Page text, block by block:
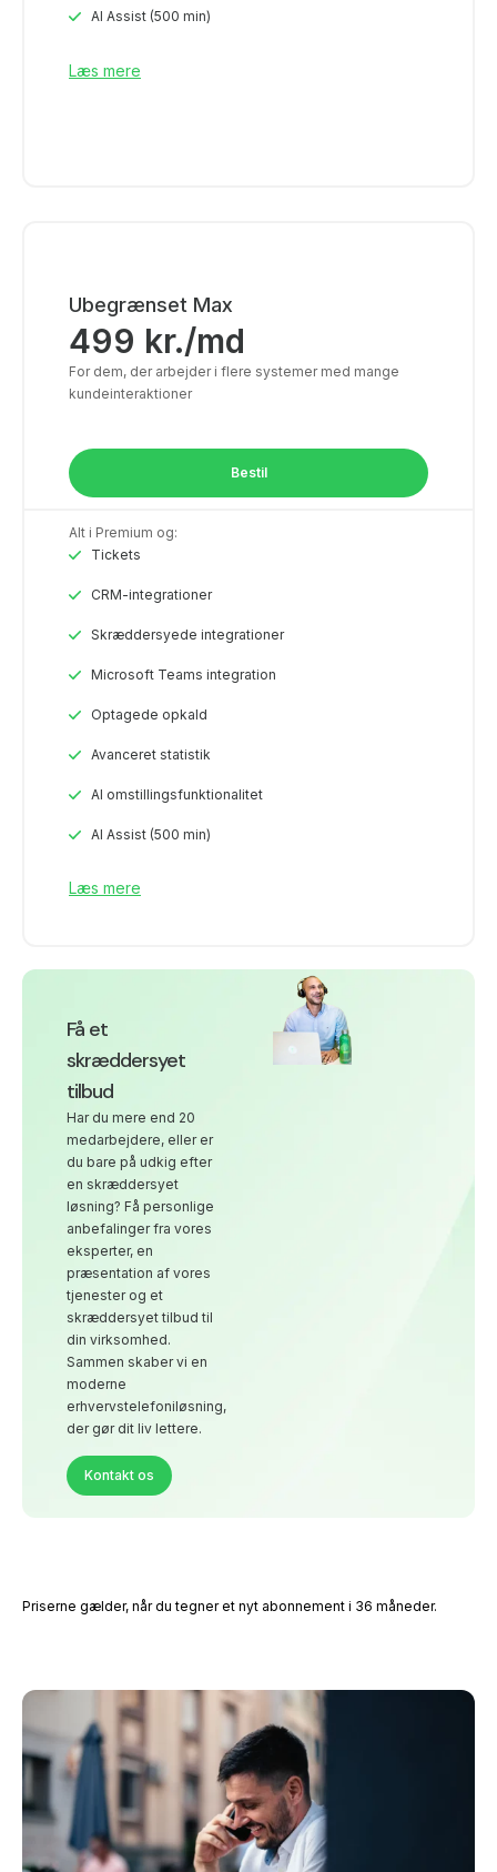
AI Assist (500 min)
Læs mere
Ubegrænset Max
499 kr./md
For dem, der arbejder i flere systemer med mange
kundeinteraktioner
Bestil
Alt i Premium og:
Tickets
CRM-integrationer
Skræddersyede integrationer
Microsoft Teams integration
Optagede opkald
Avanceret statistik
Al omstillingsfunktionalitet
AI Assist (500 min)
Læs mere
Få et
skræddersyet
tilbud
Har du mere end 20
medarbejdere, eller er
du bare på udkig efter
en skræddersyet
løsning? Få personlige
anbefalinger fra vores
eksperter, en
præsentation af vores
tjenester og et
skræddersyet tilbud til
din virksomhed.
Sammen skaber vi en
moderne
erhvervstelefoniløsning,
der gør dit liv lettere.
Kontakt os
Priserne gælder, når du tegner et nyt abonnement i 36 måneder.